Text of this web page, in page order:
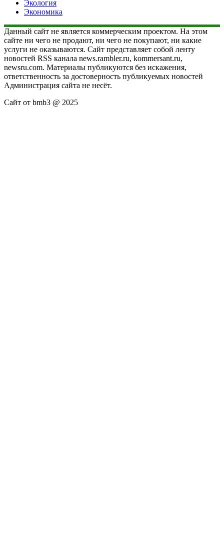
Экология
Экономика
Данный сайт не является коммерческим проектом. На этом
сайте ни чего не продают, ни чего не покупают, ни какие
услуги не оказываются. Сайт представляет собой ленту
новостей RSS канала news.rambler.ru, kommersant.ru,
newsru.com. Материалы публикуются без искажения,
ответственность за достоверность публикуемых новостей
Администрация сайта не несёт.
Сайт от bmb3 @ 2025